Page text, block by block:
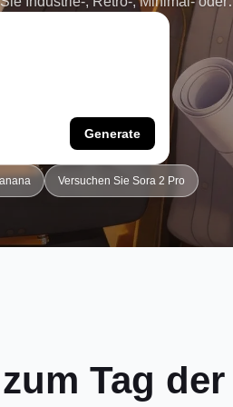
Sie dann
5x7 mit 300 DPI. Erstellen Sie
und Farben und laden Sie die
gesamten Ablauf auszuprobieren -
Generate
Versuchen Sie Sora 2 Pro
Tag